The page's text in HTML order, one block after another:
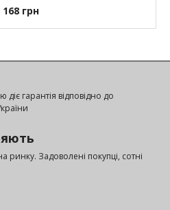
168 грн
діє гарантія відповідно до
ринку. Задоволені покупці, сотні